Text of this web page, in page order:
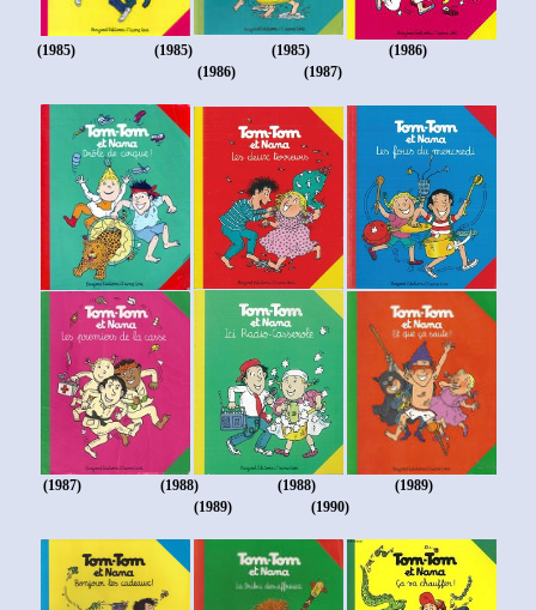
(1985) (1985) (1985)
(1986)
(1986) (1987)
(1987) (1988) (1988) (1989)
(1989)
(1990)